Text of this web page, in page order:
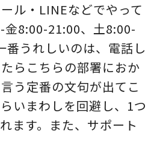
ル・LINEなどでやって
金8:00-21:00、土8:00-
番うれしいのは、電話し
らこちらの部署におか
う定番の文句が出てこ
いまわしを回避し、1つ
ます。また、サポート